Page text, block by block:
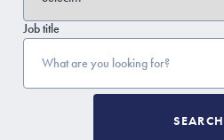
Job title
SEARCH